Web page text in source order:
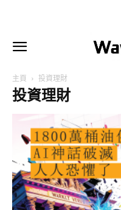
主頁 投資理財
投資理財